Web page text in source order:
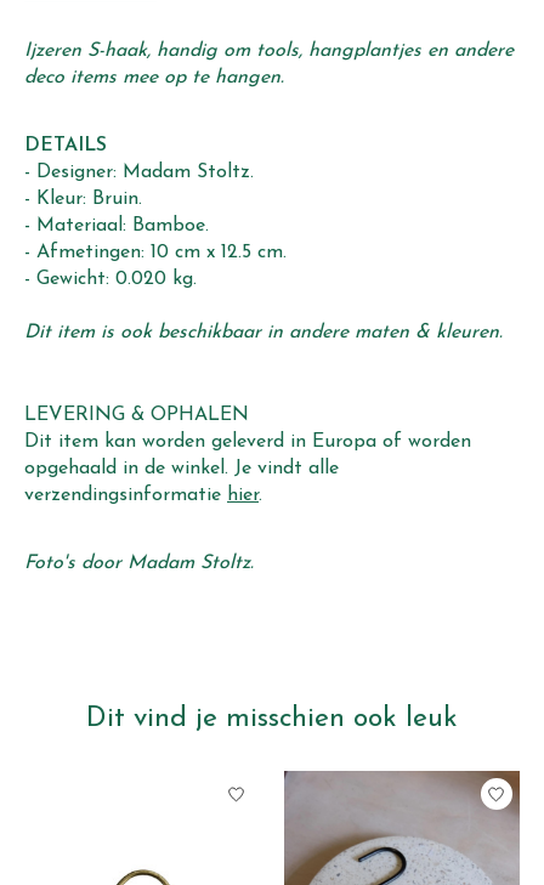
Ijzeren S-haak, handig om tools, hangplantjes en andere
deco items mee op te hangen.
DETAILS
- Designer: Madam Stoltz.
- Kleur: Bruin.
- Materiaal: Bamboe.
- Afmetingen: 10 cm x 12.5 cm.
- Gewicht: 0.020 kg.
Dit item is ook beschikbaar in andere maten & kleuren.
LEVERING & OPHALEN
Dit item kan worden geleverd in Europa of worden
opgehaald in de winkel. Je vindt alle
verzendingsinformatie hier.
Foto's door Madam Stoltz.
Dit vind je misschien ook leuk